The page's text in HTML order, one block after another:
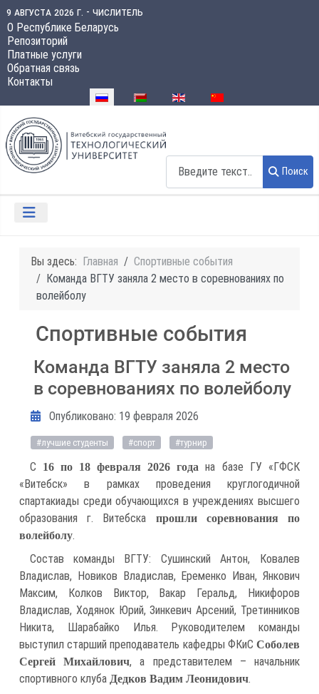
9 августа 2026 г. - числитель
О Республике Беларусь
Репозиторий
Платные услуги
Обратная связь
Контакты
Выберите язык
Поиск
Вы здесь: Главная
Спортивные события
Команда ВГТУ заняла 2 место в соревнованиях по
волейболу
Спортивные события
Команда ВГТУ заняла 2 место
в соревнованиях по волейболу
Информация о материале
Опубликовано: 19 февраля 2026
#лучшие студенты #спорт #турнир
С 16 по 18 февраля 2026 года на базе ГУ «ГФСК
«Витебск» в рамках проведения круглогодичной
спартакиады среди обучающихся в учреждениях высшего
образования г. Витебска прошли соревнования по
волейболу.
Состав команды ВГТУ: Сушинский Антон, Ковалев
Владислав, Новиков Владислав, Еременко Иван, Янкович
Максим, Колков Виктор, Вакар Геральд, Никифоров
Владислав, Ходянок Юрий, Зинкевич Арсений, Третинников
Никита, Шарабайко Илья. Руководителем команды
выступил старший преподаватель кафедры ФКиС Соболев
Сергей Михайлович, а представителем – начальник
спортивного клубаДедков Вадим Леонидович.